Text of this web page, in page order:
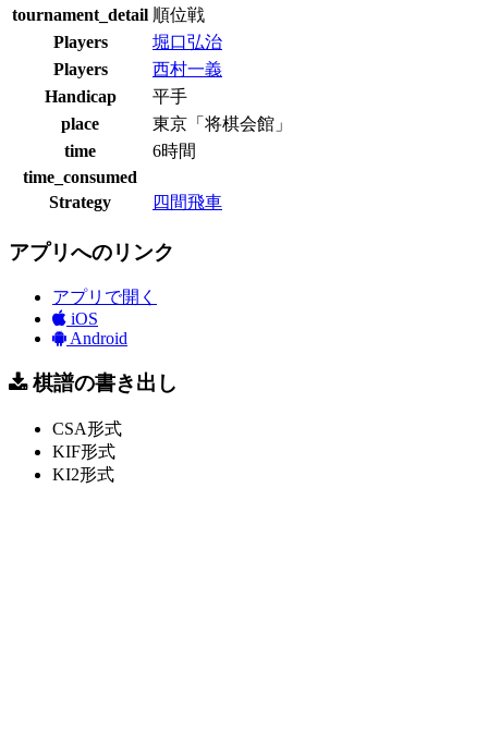
tournament_detail 順位戦
Players
堀口弘治
Players
西村一義
Handicap
平手
place
東京「将棋会館」
time
6時間
time_consumed
Strategy
四間飛車
アプリへのリンク
アプリで開く
iOS
Android
棋譜の書き出し
CSA形式
KIF形式
KI2形式